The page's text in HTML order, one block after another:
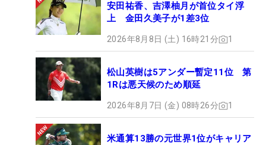
安田祐香、吉澤柚月が首位タイ浮
上 金田久美子が1差3位
2026年8月8日 (土) 16時21分 1
松山英樹は5アンダー暫定11位 第
1Rは悪天候のため順延
2026年8月7日 (金) 08時26分 1
米通算13勝の元世界1位がキャリア